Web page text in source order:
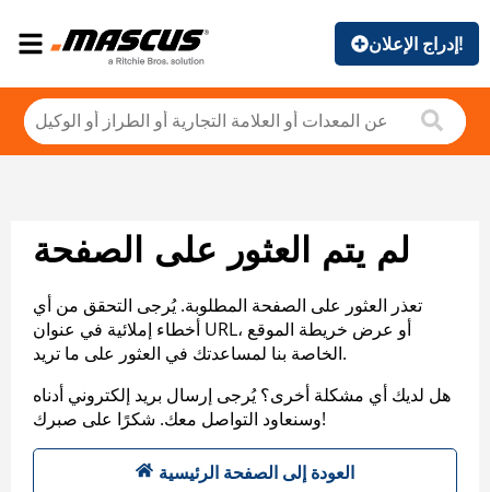
إدراج الإعلان!
لم يتم العثور على الصفحة
تعذر العثور على الصفحة المطلوبة. يُرجى التحقق من أي
أخطاء إملائية في عنوان URL، أو عرض خريطة الموقع
الخاصة بنا لمساعدتك في العثور على ما تريد.
هل لديك أي مشكلة أخرى؟ يُرجى إرسال بريد إلكتروني أدناه
وسنعاود التواصل معك. شكرًا على صبرك!
العودة إلى الصفحة الرئيسية